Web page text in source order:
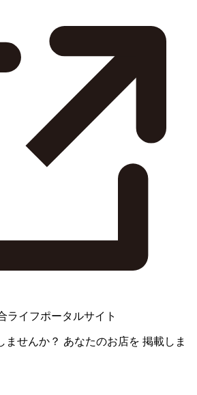
ライフポータルサイト
ませんか？ あなたのお店を 掲載しま